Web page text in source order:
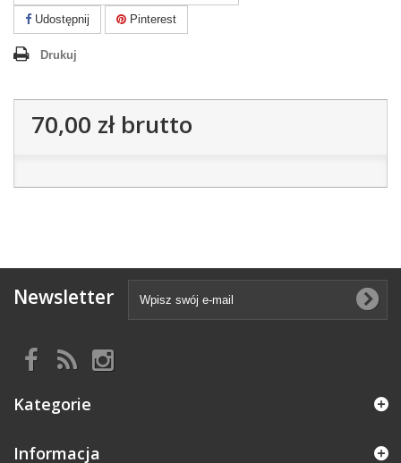
Udostępnij Pinterest
Drukuj
70,00 złbrutto
Newsletter
Kategorie
Informacja